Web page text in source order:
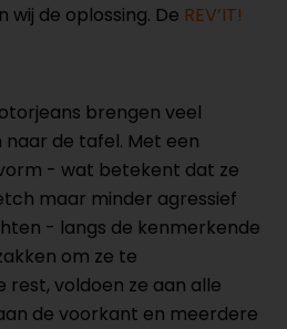
de oplossing. De REV’IT!
brengen veel
de tafel. Met een
- wat betekent dat ze
maar minder agressief
- langs de kenmerkende
om ze te
rest, voldoen ze aan alle
de voorkant en meerdere